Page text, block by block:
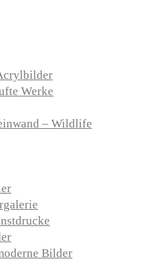
Werke
– Wildlife
Bilder